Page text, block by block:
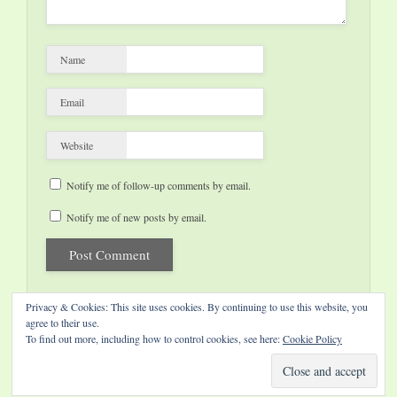
Name
Email
Website
Notify me of follow-up comments by email.
Notify me of new posts by email.
Privacy & Cookies: This site uses cookies. By continuing to use this website, you
agree to their use.
To find out more, including how to control cookies, see here:Cookie Policy